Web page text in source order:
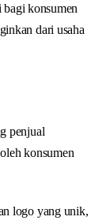
bagi konsumen
dari usaha
penjual
konsumen
logo yang unik,